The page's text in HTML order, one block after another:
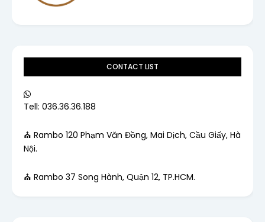
CONTACT LIST
Tell: 036.36.36.188
⛪ Rambo 120 Phạm Văn Đồng, Mai Dịch, Cầu Giấy, Hà
Nội.
⛪ Rambo 37 Song Hành, Quận 12, TP.HCM.